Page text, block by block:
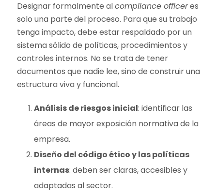
Designar formalmente alcompliance officeres
solo una parte del proceso. Para que su trabajo
tenga impacto, debe estar respaldado por un
sistema sólido de políticas, procedimientos y
controles internos. No se trata de tener
documentos que nadie lee, sino de construir una
estructura viva y funcional.
Análisis de riesgos inicial: identificar las
áreas de mayor exposición normativa de la
empresa.
Diseño del código ético y las políticas
internas: deben ser claras, accesibles y
adaptadas al sector.